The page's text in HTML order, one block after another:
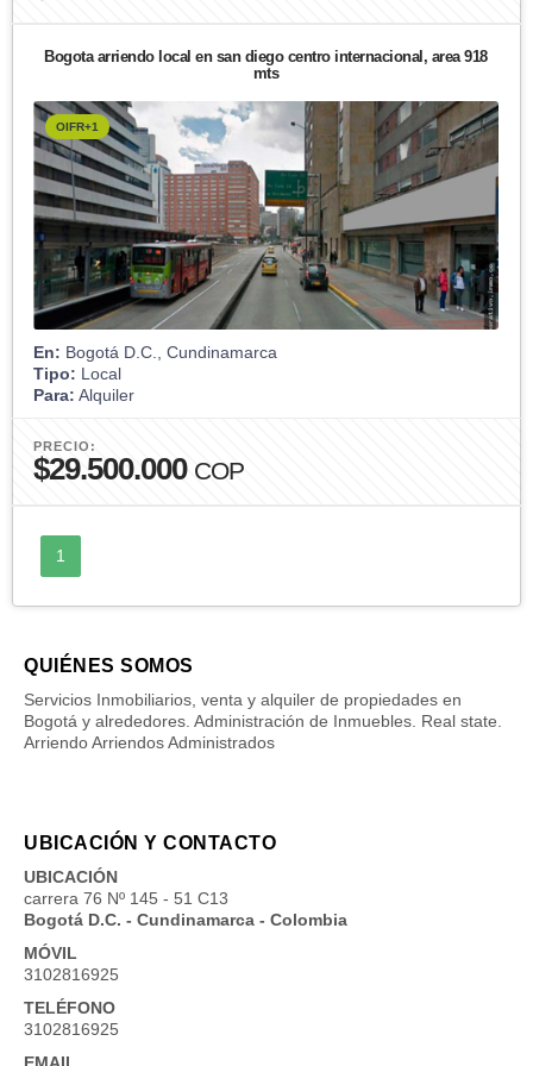
Bogota arriendo local en san diego centro internacional, area 918
mts
OIFR+1
En: Bogotá D.C., Cundinamarca
Tipo: Local
Para: Alquiler
PRECIO:
$29.500.000 COP
1
QUIÉNES SOMOS
Servicios Inmobiliarios, venta y alquiler de propiedades en
Bogotá y alrededores. Administración de Inmuebles. Real state.
Arriendo Arriendos Administrados
UBICACIÓN Y CONTACTO
UBICACIÓN
carrera 76 Nº 145 - 51 C13
Bogotá D.C. - Cundinamarca - Colombia
MÓVIL
3102816925
TELÉFONO
3102816925
EMAIL